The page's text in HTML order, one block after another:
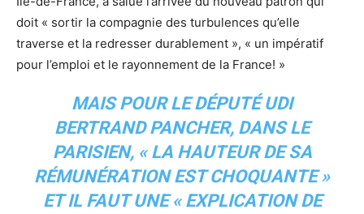
doit « sortir la compagnie des turbulences qu’elle
traverse et la redresser durablement », « un impératif
pour l’emploi et le rayonnement de la France! »
MAIS POUR LE DÉPUTÉ UDI
BERTRAND PANCHER, DANS LE
PARISIEN, « LA HAUTEUR DE SA
RÉMUNÉRATION EST CHOQUANTE »
ET IL FAUT UNE « EXPLICATION DE